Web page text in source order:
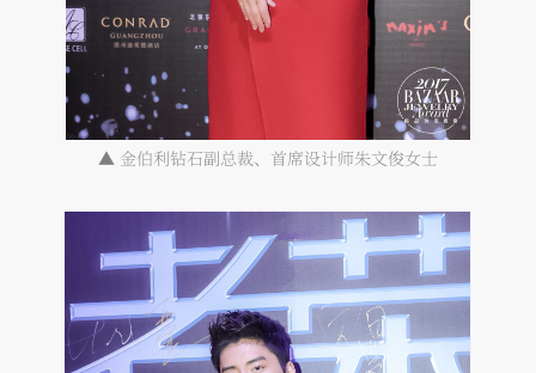
▲ 金伯利钻石副总裁、首席设计师朱文俊女士